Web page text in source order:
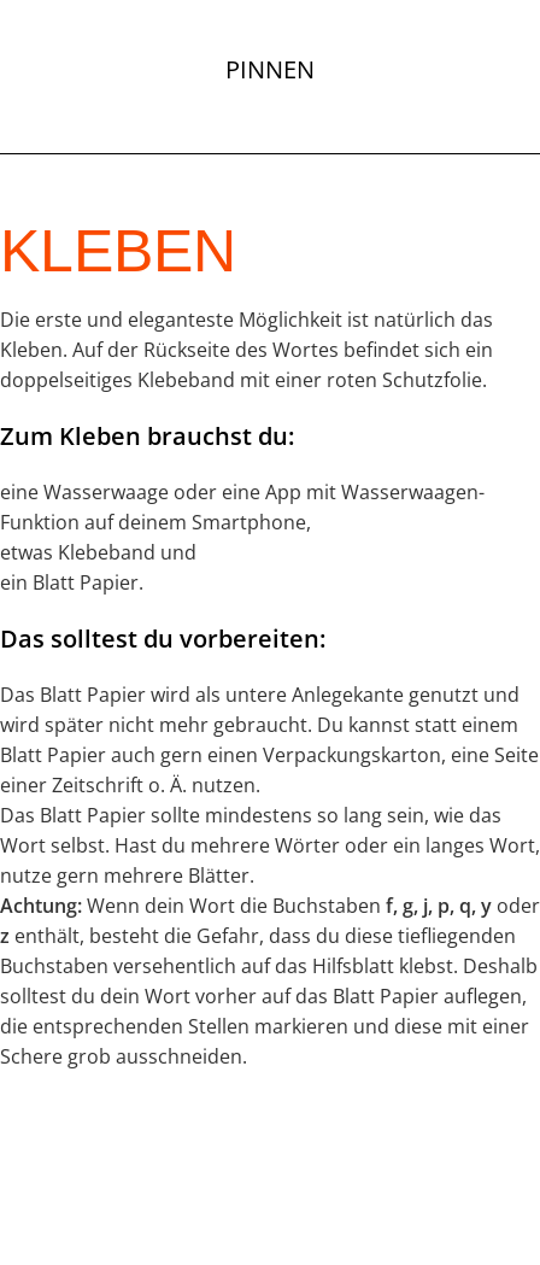
PINNEN
KLEBEN
Die erste und eleganteste Möglichkeit ist natürlich das
Kleben. Auf der Rückseite des Wortes befindet sich ein
doppelseitiges Klebeband mit einer roten Schutzfolie.
Zum Kleben brauchst du:
eine Wasserwaage oder eine App mit Wasserwaagen-
Funktion auf deinem Smartphone,
etwas Klebeband und
ein Blatt Papier.
Das solltest du vorbereiten:
Das Blatt Papier wird als untere Anlegekante genutzt und
wird später nicht mehr gebraucht. Du kannst statt einem
Blatt Papier auch gern einen Verpackungskarton, eine Seite
einer Zeitschrift o. Ä. nutzen.
Das Blatt Papier sollte mindestens so lang sein, wie das
Wort selbst. Hast du mehrere Wörter oder ein langes Wort,
nutze gern mehrere Blätter.
Achtung:Wenn dein Wort die Buchstaben f, g, j, p, q, y oder
z enthält, besteht die Gefahr, dass du diese tiefliegenden
Buchstaben versehentlich auf das Hilfsblatt klebst. Deshalb
solltest du dein Wort vorher auf das Blatt Papier auflegen,
die entsprechenden Stellen markieren und diese mit einer
Schere grob ausschneiden.